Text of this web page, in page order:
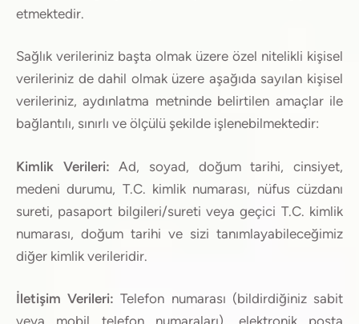
etmektedir.
Sağlık verileriniz başta olmak üzere özel nitelikli kişisel
verileriniz de dahil olmak üzere aşağıda sayılan kişisel
verileriniz, aydınlatma metninde belirtilen amaçlar ile
bağlantılı, sınırlı ve ölçülü şekilde işlenebilmektedir:
Kimlik Verileri: Ad, soyad, doğum tarihi, cinsiyet,
medeni durumu, T.C. kimlik numarası, nüfus cüzdanı
sureti, pasaport bilgileri/sureti veya geçici T.C. kimlik
numarası, doğum tarihi ve sizi tanımlayabileceğimiz
diğer kimlik verileridir.
İletişim Verileri: Telefon numarası (bildirdiğiniz sabit
veya mobil telefon numaraları), elektronik posta